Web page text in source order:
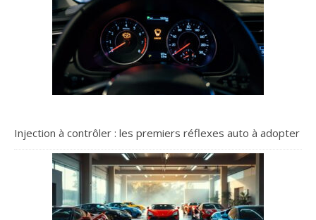
Injection à contrôler : les premiers réflexes auto à adopter